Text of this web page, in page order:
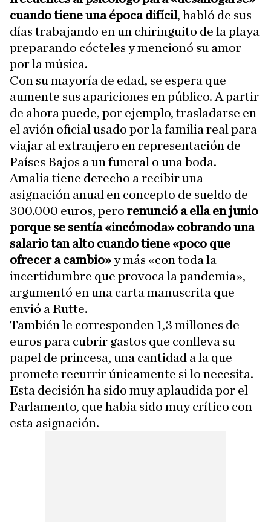
cuando tiene una época difícil, habló de sus
días trabajando en un chiringuito de la playa
preparando cócteles y mencionó su amor
por la música.
Con su mayoría de edad, se espera que
aumente sus apariciones en público. A partir
de ahora puede, por ejemplo, trasladarse en
el avión oficial usado por la familia real para
viajar al extranjero en representación de
Países Bajos a un funeral o una boda.
Amalia tiene derecho a recibir una
asignación anual en concepto de sueldo de
300.000 euros, pero renunció a ella en junio
porque se sentía «incómoda» cobrando una
salario tan alto cuando tiene «poco que
ofrecer a cambio»y más «con toda la
incertidumbre que provoca la pandemia»,
argumentó en una carta manuscrita que
envió a Rutte.
También le corresponden 1,3 millones de
euros para cubrir gastos que conlleva su
papel de princesa, una cantidad a la que
promete recurrir únicamente si lo necesita.
Esta decisión ha sido muy aplaudida por el
Parlamento, que había sido muy crítico con
esta asignación.